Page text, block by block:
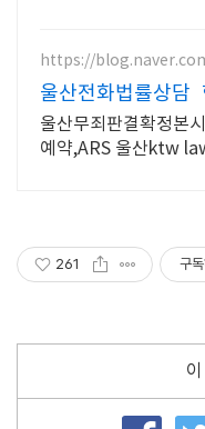
https://
울산전화법률상담
확정본변호사님
울산무죄판결확정본
예약,ARS 울산ktw
261 구독